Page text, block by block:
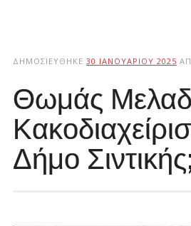
ΔΗΜΟΣΙΕΎΘΗΚΕ 30 ΙΑΝΟΥΑΡΊΟΥ 2025
Θωμάς
Δήμο